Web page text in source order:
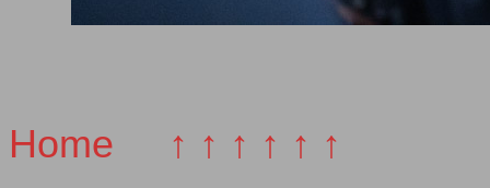
Home ↑ ↑ ↑ ↑ ↑ ↑